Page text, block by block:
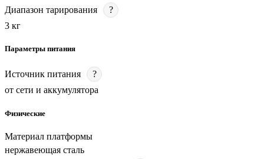
Диапазон тарирования
?
3 кг
Параметры питания
Источник питания
?
от сети и аккумулятора
Физические
Материал платформы
нержавеющая сталь